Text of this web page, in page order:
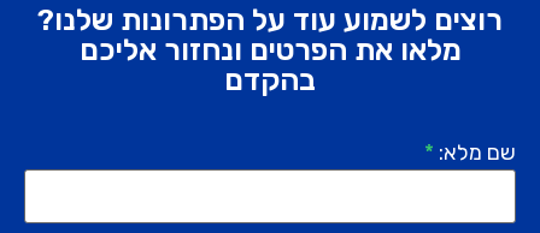
רוצים לשמוע עוד על הפתרונות שלנו?
מלאו את הפרטים ונחזור אליכם
בהקדם
שם מלא: *